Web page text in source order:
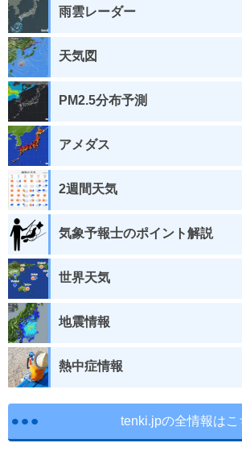
雨雲レーダー
天気図
PM2.5分布予測
アメダス
2週間天気
気象予報士のポイント解説
世界天気
地震情報
熱中症情報
tenki.jpの全情報はこ